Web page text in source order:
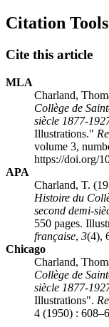
Citation Tools
Cite this article
MLA
Charland,
Collège de
siècle 1877-
Illustrations."
volume 3,
https://doi.org/
APA
Charland, T.
Histoire du
second demi-
550 pages.
française, 3(4),
Chicago
Charland,
Collège de
siècle 1877-
Illustrations".
4 (1950) :